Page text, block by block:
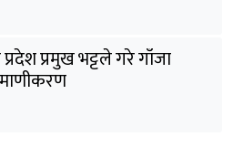
प्रमुख भट्टले गरे गाँजा